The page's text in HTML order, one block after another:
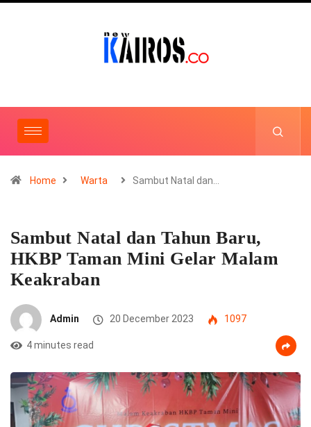
Home Warta Sambut Natal dan…
Sambut Natal dan Tahun Baru,
HKBP Taman Mini Gelar Malam
Keakraban
Admin 20 December 2023 1097
4 minutes read